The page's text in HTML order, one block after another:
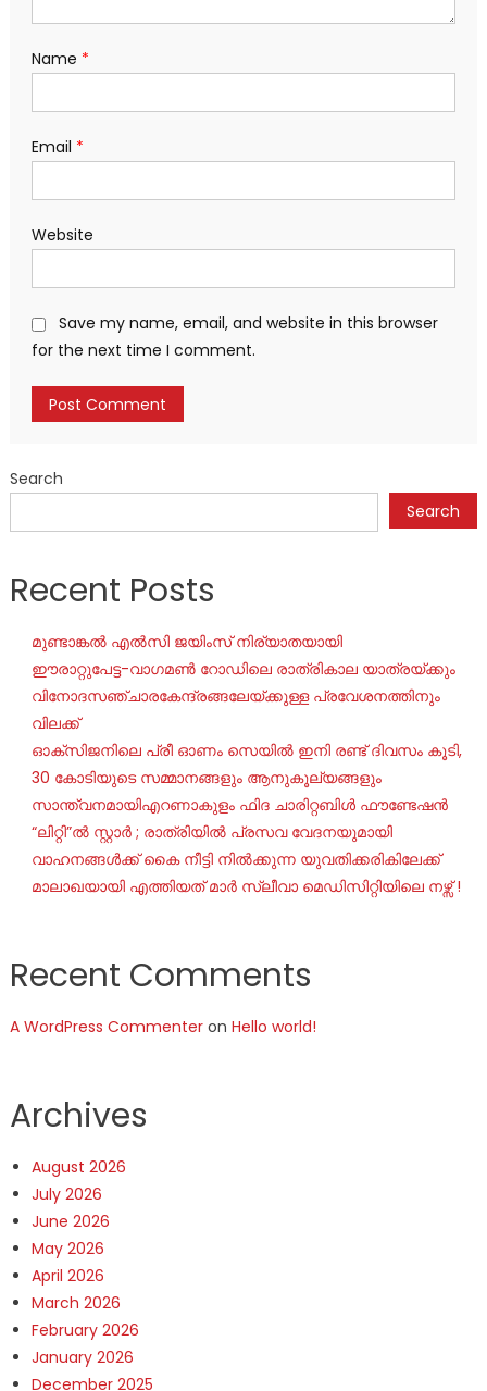
Name *
Email *
Website
Save my name, email, and website in this browser
for the next time I comment.
Search
Search
Recent Posts
മുണ്ടാങ്കൽ എൽസി ജയിംസ് നിര്യാതയായി
ഈരാറ്റുപേട്ട-വാഗമൺ റോഡിലെ രാത്രികാല യാത്രയ്ക്കും
വിനോദസഞ്ചാരകേന്ദ്രങ്ങലേയ്ക്കുള്ള പ്രവേശനത്തിനും
വിലക്ക്
ഓക്‌സിജനിലെ പ്രീ ഓണം സെയില്‍ ഇനി രണ്ട് ദിവസം കൂടി,
30 കോടിയുടെ സമ്മാനങ്ങളും ആനുകൂല്യങ്ങളും
സാന്ത്വനമായിഎറണാകുളം ഫിദ ചാരിറ്റബിൾ ഫൗണ്ടേഷൻ
“ലിറ്റി”ൽ സ്റ്റാർ ; രാത്രിയിൽ പ്രസവ വേദനയുമായി
വാഹനങ്ങൾക്ക് കൈ നീട്ടി നിൽക്കുന്ന യുവതിക്കരികിലേക്ക്
മാലാഖയായി എത്തിയത് മാർ സ്ലീവാ മെഡിസിറ്റിയിലെ നഴ്സ് !
Recent Comments
A WordPress Commenteron Hello world!
Archives
August 2026
July 2026
June 2026
May 2026
April 2026
March 2026
February 2026
January 2026
December 2025